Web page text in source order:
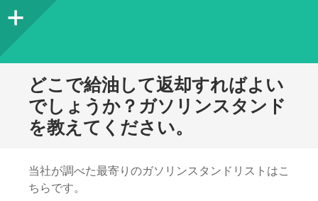
バ
ー
どこで給油して返却すればよい
でしょうか？ガソリンスタンド
を教えてください。
当社が調べた最寄りのガソリンスタンドリストはこ
ちらです。